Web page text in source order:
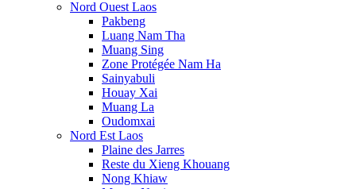
Nord Ouest Laos
Pakbeng
Luang Nam Tha
Muang Sing
Zone Protégée Nam Ha
Sainyabuli
Houay Xai
Muang La
Oudomxai
Nord Est Laos
Plaine des Jarres
Reste du Xieng Khouang
Nong Khiaw